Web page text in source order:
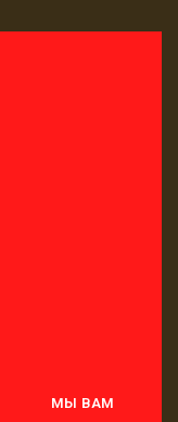
МЫ ВАМ